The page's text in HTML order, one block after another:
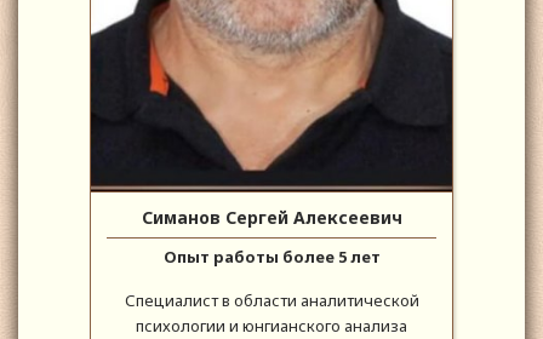
Симанов Сергей Алексеевич
Опыт работы более 5 лет
Специалист в области аналитической
психологии и юнгианского анализа